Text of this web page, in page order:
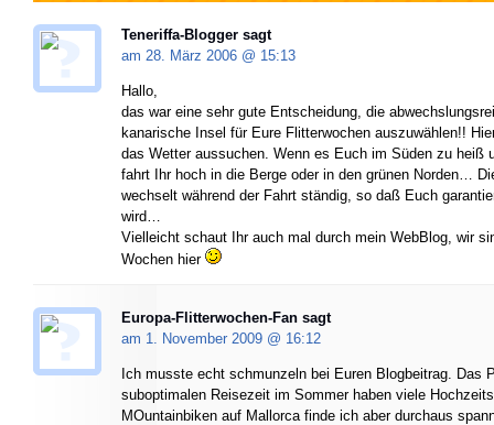
Teneriffa-Blogger sagt
am 28. März 2006 @ 15:13
Hallo,
das war eine sehr gute Entscheidung, die
kanarische Insel für Eure Flitterwochen auszuwählen!!
das Wetter aussuchen. Wenn es Euch im Süden zu heiß
fahrt Ihr hoch in die Berge oder in den grünen Norden…
wechselt während der Fahrt ständig, so daß Euch
wird…
Vielleicht schaut Ihr auch mal durch mein WebBlog, wir
Wochen hier
Europa-Flitterwochen-Fan sagt
am 1. November 2009 @ 16:12
Ich musste echt schmunzeln bei Euren Blogbeitrag. Das
suboptimalen Reisezeit im Sommer haben viele
MOuntainbiken auf Mallorca finde ich aber durchaus